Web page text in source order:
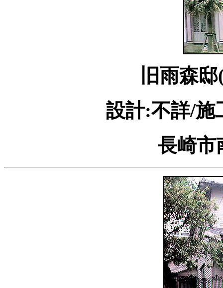
旧雨森
設計:不詳/施
長崎市